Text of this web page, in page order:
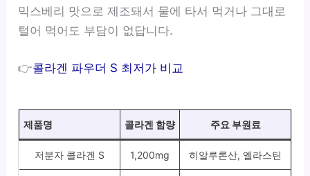
믹스베리 맛으로 제조돼서 물에 타서 먹거나 그대로
털어 먹어도 부담이 없답니다.
👉콜라겐 파우더 S 최저가 비교
제품명 콜라겐 함량 주요 부원료
저분자 콜라겐 S 1,200mg 히알루론산, 엘라스틴